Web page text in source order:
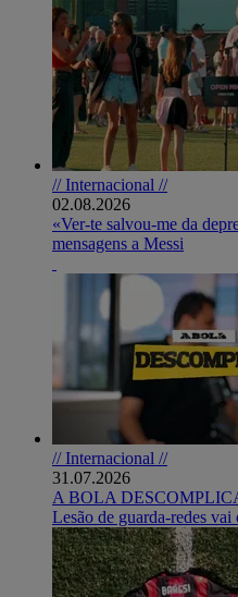
// Internacional //
02.08.2026
«Ver-te salvou-me da
mensagens a Messi
// Internacional //
31.07.2026
A BOLA
Lesão de guarda-redes